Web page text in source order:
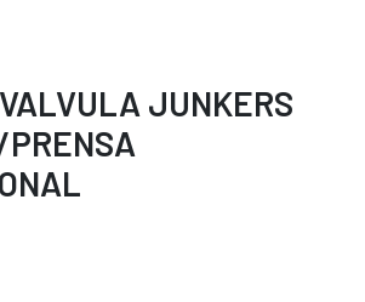
JUNKERS